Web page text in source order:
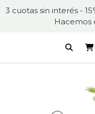
3 cuotas sin interés -
Hacemos